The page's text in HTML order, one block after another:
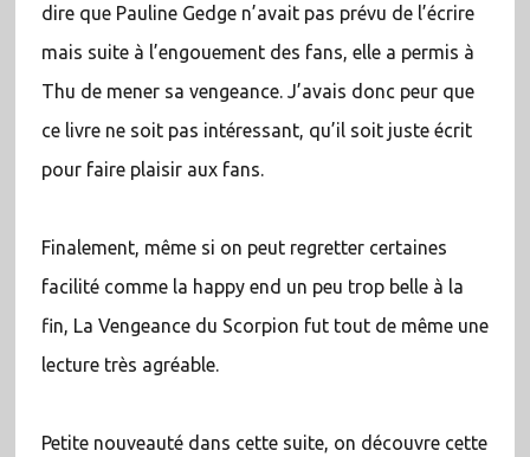
dire que Pauline Gedge n’avait pas prévu de l’écrire
mais suite à l’engouement des fans, elle a permis à
Thu de mener sa vengeance. J’avais donc peur que
ce livre ne soit pas intéressant, qu’il soit juste écrit
pour faire plaisir aux fans.
Finalement, même si on peut regretter certaines
facilité comme la happy end un peu trop belle à la
fin, La Vengeance du Scorpion fut tout de même une
lecture très agréable.
Petite nouveauté dans cette suite, on découvre cette